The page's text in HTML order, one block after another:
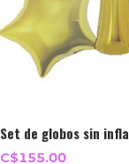
Set de globos sin
C$155.00